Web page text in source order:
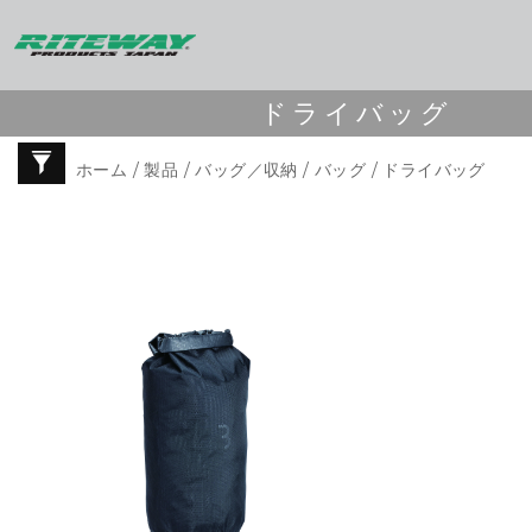
ドライバッグ
ホーム /製品 /バッグ／収納 /バッグ / ドライバッグ